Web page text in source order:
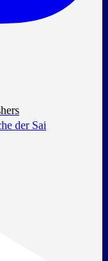
der Sai